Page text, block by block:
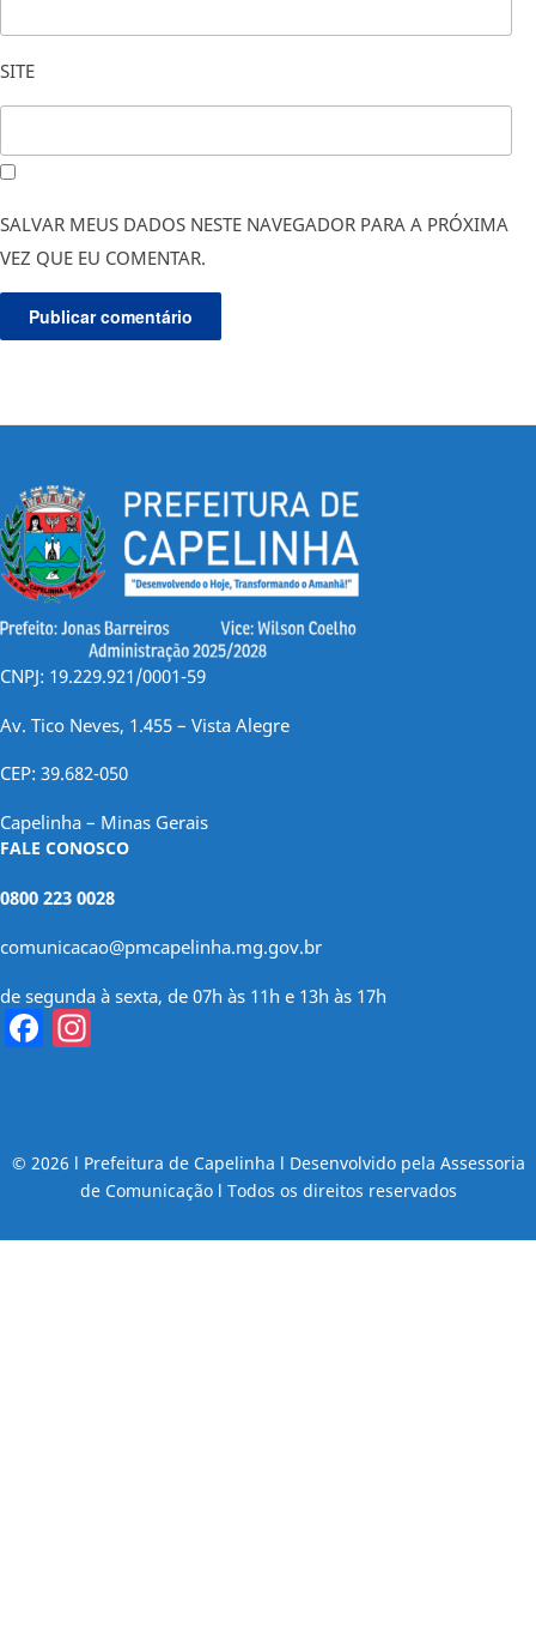
SITE
SALVAR MEUS DADOS NESTE NAVEGADOR PARA A PRÓXIMA
VEZ QUE EU COMENTAR.
CNPJ: 19.229.921/0001-59
Av. Tico Neves, 1.455 – Vista Alegre
CEP: 39.682-050
Capelinha – Minas Gerais
FALE CONOSCO
0800 223 0028
comunicacao@pmcapelinha.mg.gov.br
de segunda à sexta, de 07h às 11h e 13h às 17h
Facebook
© 2026 l Prefeitura de Capelinha l Desenvolvido pela Assessoria
de Comunicação l Todos os direitos reservados